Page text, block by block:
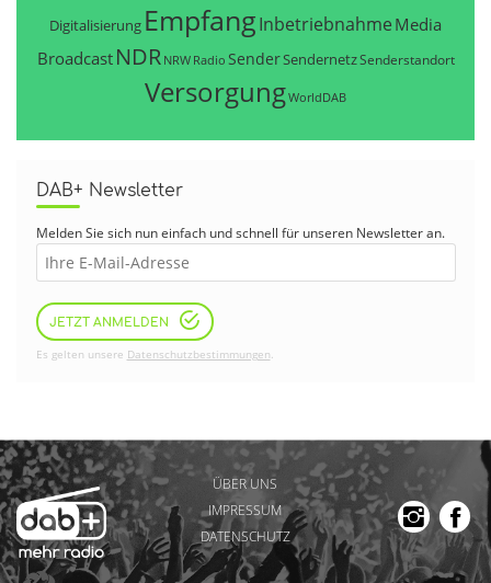
Digitalisierung EmpfangInbetriebnahme Media
Broadcast NDR NRW Radio SenderSendernetzSenderstandort
VersorgungWorldDAB
DAB+ Newsletter
Melden Sie sich nun einfach und schnell für unseren Newsletter an.
JETZT ANMELDEN
Es gelten unsere Datenschutzbestimmungen.
ÜBER UNS
IMPRESSUM
DATENSCHUTZ